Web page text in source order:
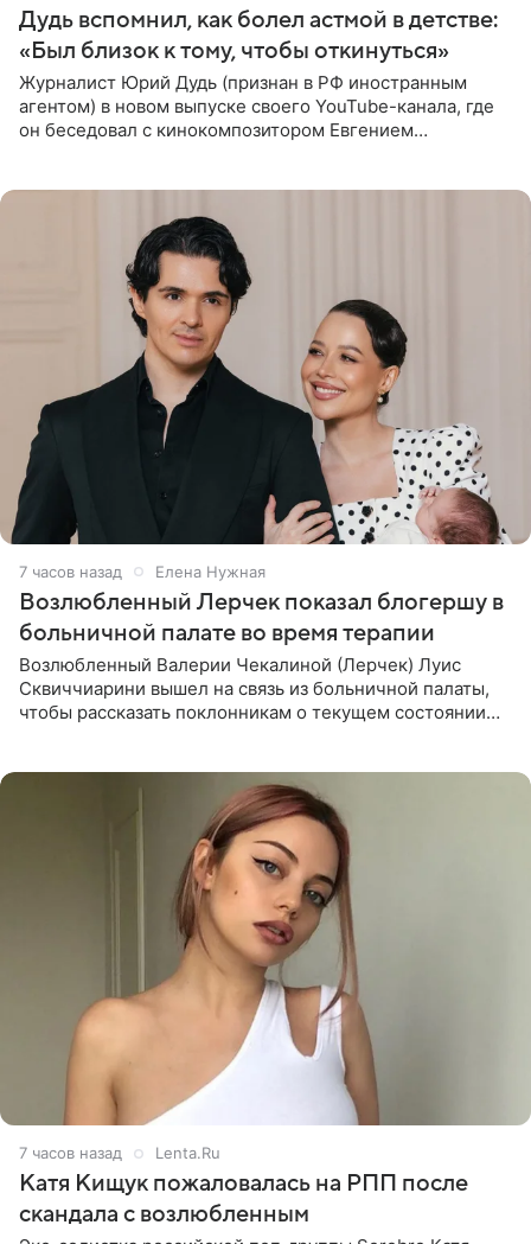
Дудь вспомнил, как болел астмой в детстве:
«Был близок к тому, чтобы откинуться»
Журналист Юрий Дудь (признан в РФ иностранным
агентом) в новом выпуске своего YouTube-канала, где
он беседовал с кинокомпозитором Евгением
7 часов назад Елена Нужная
Возлюбленный Лерчек показал блогершу в
больничной палате во время терапии
Возлюбленный Валерии Чекалиной (Лерчек) Луис
Сквиччиарини вышел на связь из больничной палаты,
чтобы рассказать поклонникам о текущем состоянии
7 часов назад Lenta.Ru
Катя Кищук пожаловалась на РПП после
скандала с возлюбленным